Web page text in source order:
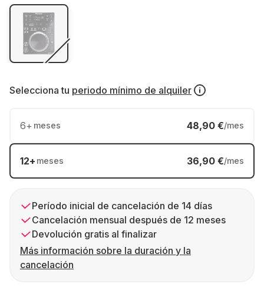
Selecciona tu periodo mínimo de alquiler
6+ meses 48,90 €/mes
12+ meses 36,90 €/mes
Período inicial de cancelación de 14 días
Cancelación mensual después de 12 meses
Devolución gratis al finalizar
Más información sobre la duración y la
cancelación